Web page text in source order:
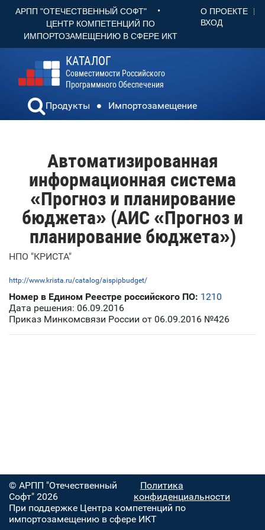
АРПП "ОТЕЧЕСТВЕННЫЙ СОФТ" •
ЦЕНТР КОМПЕТЕНЦИЙ ПО
ИМПОРТОЗАМЕЩЕНИЮ В СФЕРЕ ИКТ
О ПРОЕКТЕ
ВХОД
КАТАЛОГ
Совместимости Российского
Программного Обеспечения
Продукты Импортозамещение
Автоматизированная
информационная система
«Прогноз и планирование
бюджета» (АИС «Прогноз и
планирование бюджета»)
НПО "КРИСТА"
http://www.krista.ru/catalog/aispipbudget/
Номер в Едином Реестре российского ПО: 1210
Дата решения: 06.09.2016
Приказ Минкомсвязи России от 06.09.2016 №426
© АРПП "Отечественный
Софт" 2026
Политика
конфиденциальности
При поддержке Центра компетенций по
импортозамещению в сфере ИКТ